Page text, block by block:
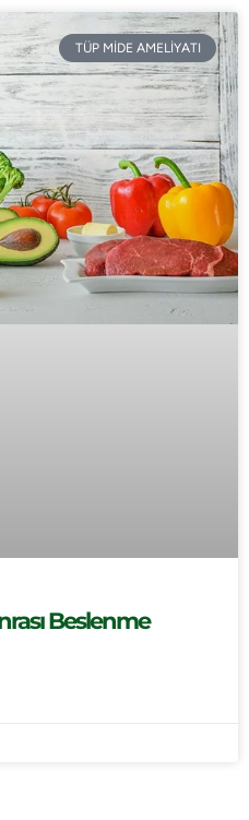
TÜP MİDE AMELİYATI
Beslenme